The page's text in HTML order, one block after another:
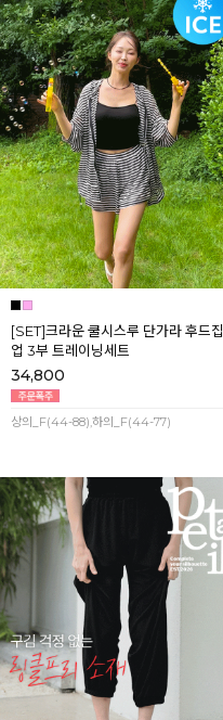
[SET]크라운 쿨시스루 단가라 후드집
업 3부 트레이닝세트
34,800
상의_F(44-88),하의_F(44-77)